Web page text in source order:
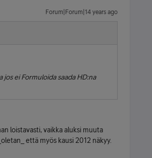
Forum|Forum|14 years ago
ei Formuloida saada HD:na
loistavasti, vaikka aluksi muuta
että myös kausi 2012 näkyy.